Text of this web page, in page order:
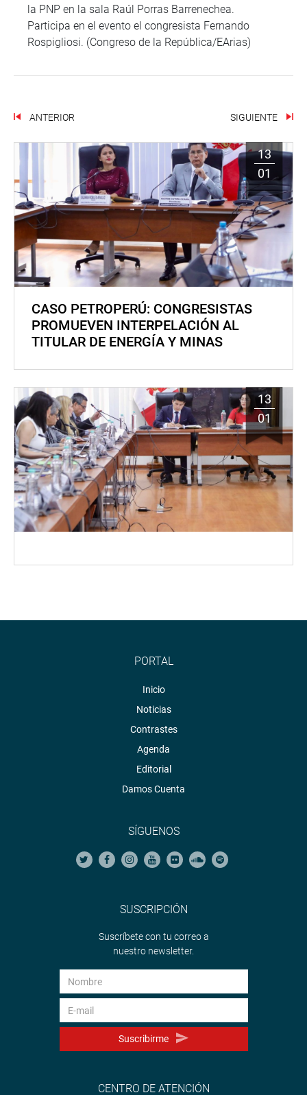
la PNP en la sala Raúl Porras Barrenechea.
Participa en el evento el congresista Fernando
Rospigliosi. (Congreso de la República/EArias)
ANTERIOR SIGUIENTE
13
01
CASO PETROPERÚ: CONGRESISTAS
PROMUEVEN INTERPELACIÓN AL
TITULAR DE ENERGÍA Y MINAS
13
01
PORTAL
Inicio
Noticias
Contrastes
Agenda
Editorial
Damos Cuenta
SÍGUENOS
SUSCRIPCIÓN
Suscríbete con tu correo a
nuestro newsletter.
Suscribirme
CENTRO DE ATENCIÓN